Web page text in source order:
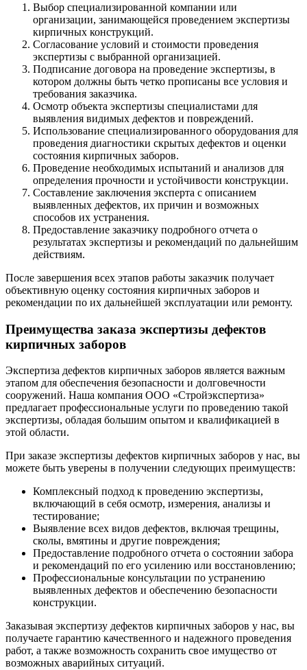
Выбор специализированной компании или
организации, занимающейся проведением экспертизы
кирпичных конструкций.
Согласование условий и стоимости проведения
экспертизы с выбранной организацией.
Подписание договора на проведение экспертизы, в
котором должны быть четко прописаны все условия и
требования заказчика.
Осмотр объекта экспертизы специалистами для
выявления видимых дефектов и повреждений.
Использование специализированного оборудования для
проведения диагностики скрытых дефектов и оценки
состояния кирпичных заборов.
Проведение необходимых испытаний и анализов для
определения прочности и устойчивости конструкции.
Составление заключения эксперта с описанием
выявленных дефектов, их причин и возможных
способов их устранения.
Предоставление заказчику подробного отчета о
результатах экспертизы и рекомендаций по дальнейшим
действиям.
После завершения всех этапов работы заказчик получает
объективную оценку состояния кирпичных заборов и
рекомендации по их дальнейшей эксплуатации или ремонту.
Преимущества заказа экспертизы дефектов
кирпичных заборов
Экспертиза дефектов кирпичных заборов является важным
этапом для обеспечения безопасности и долговечности
сооружений. Наша компания ООО «Стройэкспертиза»
предлагает профессиональные услуги по проведению такой
экспертизы, обладая большим опытом и квалификацией в
этой области.
При заказе экспертизы дефектов кирпичных заборов у нас, вы
можете быть уверены в получении следующих преимуществ:
Комплексный подход к проведению экспертизы,
включающий в себя осмотр, измерения, анализы и
тестирование;
Выявление всех видов дефектов, включая трещины,
сколы, вмятины и другие повреждения;
Предоставление подробного отчета о состоянии забора
и рекомендаций по его усилению или восстановлению;
Профессиональные консультации по устранению
выявленных дефектов и обеспечению безопасности
конструкции.
Заказывая экспертизу дефектов кирпичных заборов у нас, вы
получаете гарантию качественного и надежного проведения
работ, а также возможность сохранить свое имущество от
возможных аварийных ситуаций.